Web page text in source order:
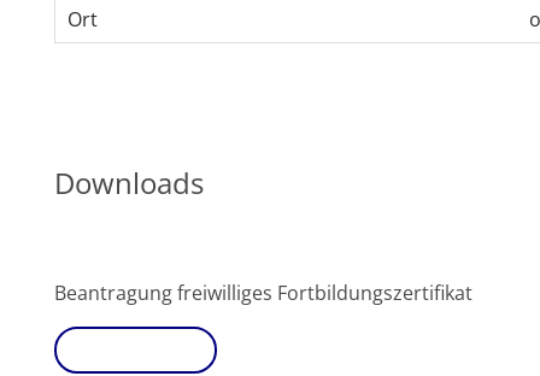
Downloads
Beantragung freiwilliges Fortbildungszertifikat